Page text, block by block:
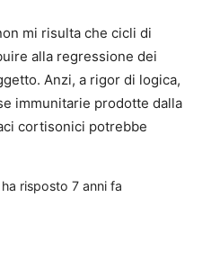
mi risulta che cicli di
alla regressione dei
Anzi, a rigor di logica,
immunitarie prodotte dalla
cortisonici potrebbe
ha risposto 7 anni fa